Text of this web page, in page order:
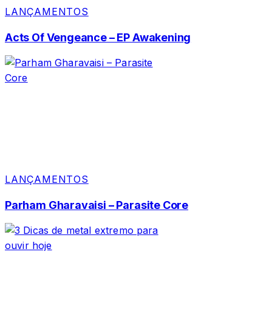
LANÇAMENTOS
Acts Of Vengeance – EP Awakening
LANÇAMENTOS
Parham Gharavaisi – Parasite Core